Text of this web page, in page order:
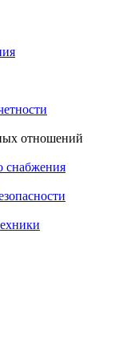
отношений
снабжения